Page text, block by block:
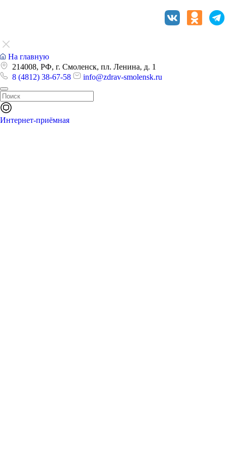
На главную
214008, РФ, г. Смоленск, пл. Ленина, д. 1
8 (4812) 38-67-58
info@zdrav-smolensk.ru
Интернет-приёмная